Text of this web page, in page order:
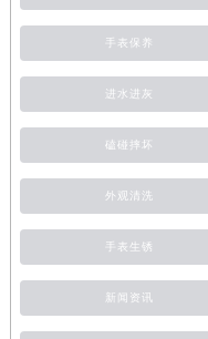
手表保养
进水进灰
磕碰摔坏
外观清洗
手表生锈
新闻资讯